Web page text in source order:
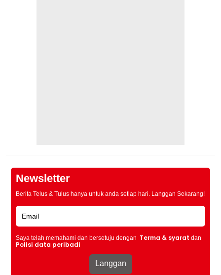
Newsletter
Berita Telus & Tulus hanya untuk anda setiap hari. Langgan Sekarang!
Saya telah memahami dan bersetuju dengan Terma & syarat dan
Polisi data peribadi